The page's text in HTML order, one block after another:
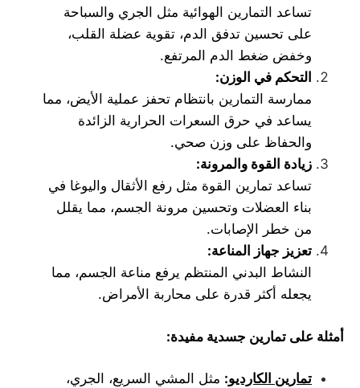
تساعد التمارين الهوائية مثل الجري والسباحة
على تحسين تدفق الدم، تقوية عضلة القلب،
وخفض ضغط الدم المرتفع.
التحكم في الوزن:
ممارسة التمارين بانتظام تحفز عملية الأيض، مما
يساعد في حرق السعرات الحرارية الزائدة
والحفاظ على وزن صحي.
زيادة القوة والمرونة:
تساعد تمارين القوة مثل رفع الأثقال واليوغا في
بناء العضلات وتحسين مرونة الجسم، مما يقلل
من خطر الإصابات.
تعزيز جهاز المناعة:
النشاط البدني المنتظم يرفع مناعة الجسم، مما
يجعله أكثر قدرة على محاربة الأمراض.
أمثلة على تمارين جسدية مفيدة:
تمارين الكارديو: مثل المشي السريع، الجري،